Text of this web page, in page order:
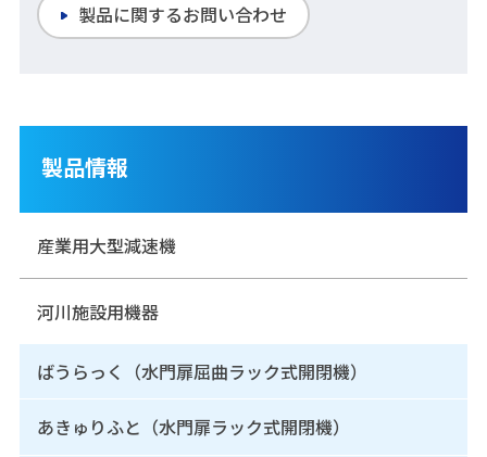
製品に関するお問い合わせ
製品情報
産業用大型減速機
河川施設用機器
ばうらっく（水門扉屈曲ラック式開閉機）
あきゅりふと（水門扉ラック式開閉機）